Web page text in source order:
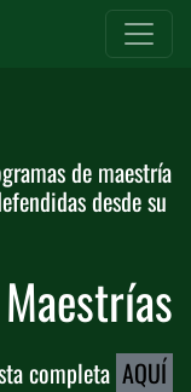
de maestría
desde su
completa AQUÍ